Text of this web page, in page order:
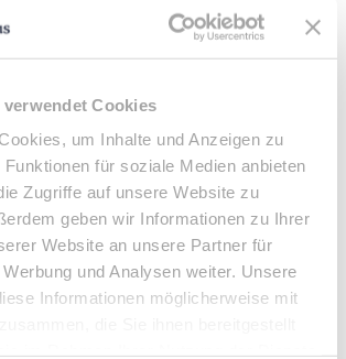
verwendet Cookies
um Inhalte und Anzeigen zu
für soziale Medien anbieten
Zugriffe auf unsere Website zu
geben wir Informationen zu Ihrer
Website an unsere Partner für
und Analysen weiter. Unsere
Informationen möglicherweise mit
Versorgung mit individueller
abrechenbaren Leistungen
Bräuer
Befundaufnahme, schmerzlindernde
Nagelmodellage